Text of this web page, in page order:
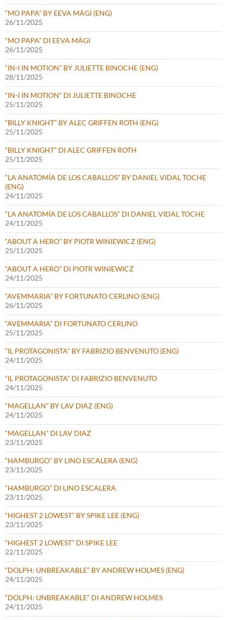
“MO PAPA” BY EEVA MÄGI (ENG)
26/11/2025
“MO PAPA” DI EEVA MÄGI
26/11/2025
“IN-I IN MOTION” BY JULIETTE BINOCHE (ENG)
28/11/2025
“IN-I IN MOTION” DI JULIETTE BINOCHE
25/11/2025
“BILLY KNIGHT” BY ALEC GRIFFEN ROTH (ENG)
25/11/2025
“BILLY KNIGHT” DI ALEC GRIFFEN ROTH
25/11/2025
“LA ANATOMÍA DE LOS CABALLOS” BY DANIEL VIDAL TOCHE
(ENG)
24/11/2025
“LA ANATOMÍA DE LOS CABALLOS” DI DANIEL VIDAL TOCHE
24/11/2025
“ABOUT A HERO” BY PIOTR WINIEWICZ (ENG)
25/11/2025
“ABOUT A HERO” DI PIOTR WINIEWICZ
24/11/2025
“AVEMMARIA” BY FORTUNATO CERLINO (ENG)
26/11/2025
“AVEMMARIA” DI FORTUNATO CERLINO
25/11/2025
“IL PROTAGONISTA” BY FABRIZIO BENVENUTO (ENG)
24/11/2025
“IL PROTAGONISTA” DI FABRIZIO BENVENUTO
24/11/2025
“MAGELLAN” BY LAV DIAZ (ENG)
24/11/2025
“MAGELLAN” DI LAV DIAZ
23/11/2025
“HAMBURGO” BY LINO ESCALERA (ENG)
23/11/2025
“HAMBURGO” DI LINO ESCALERA
23/11/2025
“HIGHEST 2 LOWEST” BY SPIKE LEE (ENG)
23/11/2025
“HIGHEST 2 LOWEST” DI SPIKE LEE
22/11/2025
“DOLPH: UNBREAKABLE” BY ANDREW HOLMES (ENG)
24/11/2025
“DOLPH: UNBREAKABLE” DI ANDREW HOLMES
24/11/2025